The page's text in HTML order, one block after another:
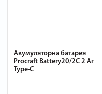
Акумуляторна батарея
Procraft Battery20/2C 2 Аг
Type-C